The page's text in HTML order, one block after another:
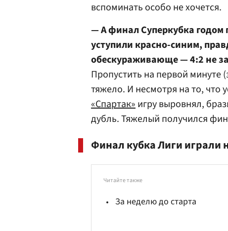
вспоминать особо не хочется.
— А финал Суперкубка годом
уступили красно-синим,
обескураживающе — 4:2 не
Пропустить на первой минуте
тяжело. И несмотря на то, что
«Спартак»игру выровнял,
дубль. Тяжелый получился
Финал кубка Лиги играли
Читайте также
За неделю до старта